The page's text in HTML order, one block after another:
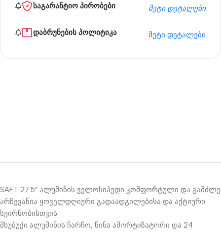
საგარანტიო პირობები მეტი დეტალები
დაბრუნების პოლიტიკა მეტი დეტალები
20% ფასდაკლება
SAFT 27.5″ ალუმინის ველოსიპედი კომფორტული და გამძლე
არჩევანია ყოველდღიური გადაადგილებისა და აქტიური
სეირნობისთვის.
მსუბუქი ალუმინის ჩარჩო, წინა ამორტიზატორი და 24